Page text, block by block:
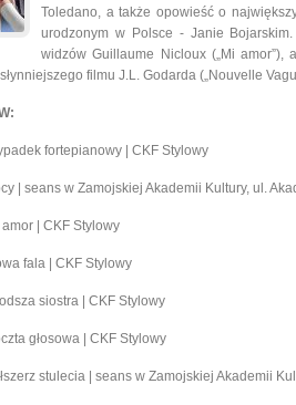
Toledano, a także opowieść o
urodzonym w Polsce - Janie
widzów Guillaume Nicloux („Mi amor”),
filmu J.L. Godarda („Nouvelle
fortepianowy | CKF Stylowy
| seans w Zamojskiej Akademii Kultury, ul.
| CKF Stylowy
fala | CKF Stylowy
siostra | CKF Stylowy
głosowa | CKF Stylowy
stulecia | seans w Zamojskiej Akademii